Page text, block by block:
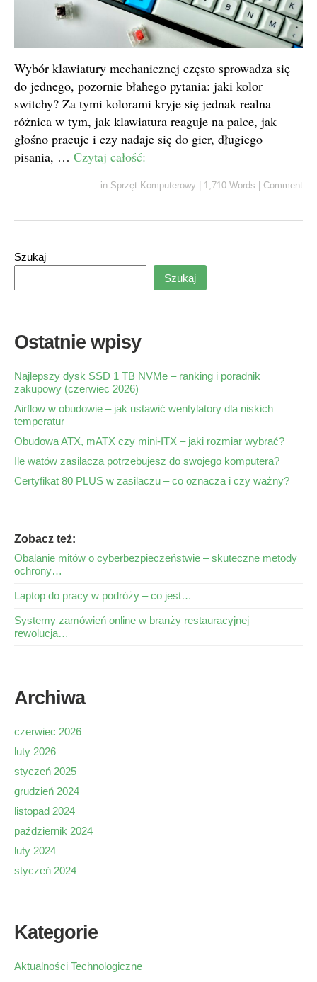
Wybór klawiatury mechanicznej często sprowadza się
do jednego, pozornie błahego pytania: jaki kolor
switchy? Za tymi kolorami kryje się jednak realna
różnica w tym, jak klawiatura reaguje na palce, jak
głośno pracuje i czy nadaje się do gier, długiego
pisania, … Czytaj całość:
in Sprzęt Komputerowy 1,710 Words Comment
Szukaj
Szukaj
Ostatnie wpisy
Najlepszy dysk SSD 1 TB NVMe – ranking i poradnik
zakupowy (czerwiec 2026)
Airflow w obudowie – jak ustawić wentylatory dla niskich
temperatur
Obudowa ATX, mATX czy mini-ITX – jaki rozmiar wybrać?
Ile watów zasilacza potrzebujesz do swojego komputera?
Certyfikat 80 PLUS w zasilaczu – co oznacza i czy ważny?
Zobacz też:
Obalanie mitów o cyberbezpieczeństwie – skuteczne metody
ochrony…
Laptop do pracy w podróży – co jest…
Systemy zamówień online w branży restauracyjnej –
rewolucja…
Archiwa
czerwiec 2026
luty 2026
styczeń 2025
grudzień 2024
listopad 2024
październik 2024
luty 2024
styczeń 2024
Kategorie
Aktualności Technologiczne